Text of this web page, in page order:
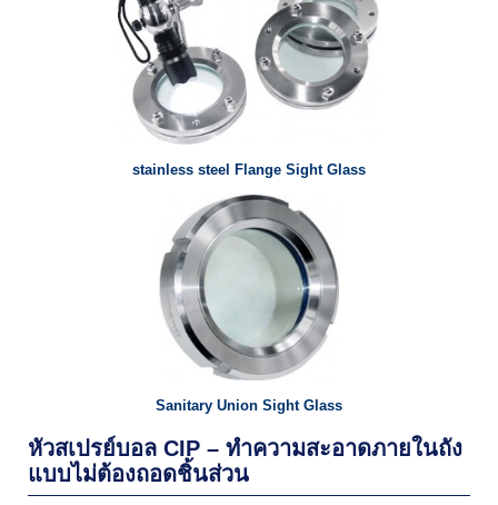
stainless steel Flange Sight Glass
Sanitary Union Sight Glass
หัวสเปรย์บอล CIP – ทำความสะอาดภายในถัง
แบบไม่ต้องถอดชิ้นส่วน